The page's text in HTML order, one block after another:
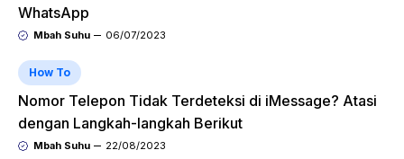
WhatsApp
Mbah Suhu 06/07/2023
How To
Nomor Telepon Tidak Terdeteksi di iMessage? Atasi
dengan Langkah-langkah Berikut
Mbah Suhu 22/08/2023